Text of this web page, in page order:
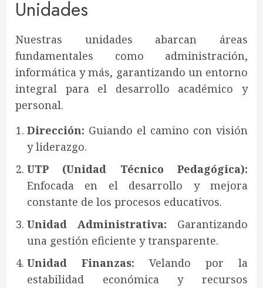
Unidades
Nuestras unidades abarcan áreas
fundamentales como administración,
informática y más, garantizando un entorno
integral para el desarrollo académico y
personal.
Dirección: Guiando el camino con visión
y liderazgo.
UTP (Unidad Técnico Pedagógica):
Enfocada en el desarrollo y mejora
constante de los procesos educativos.
Unidad Administrativa: Garantizando
una gestión eficiente y transparente.
Unidad Finanzas: Velando por la
estabilidad económica y recursos